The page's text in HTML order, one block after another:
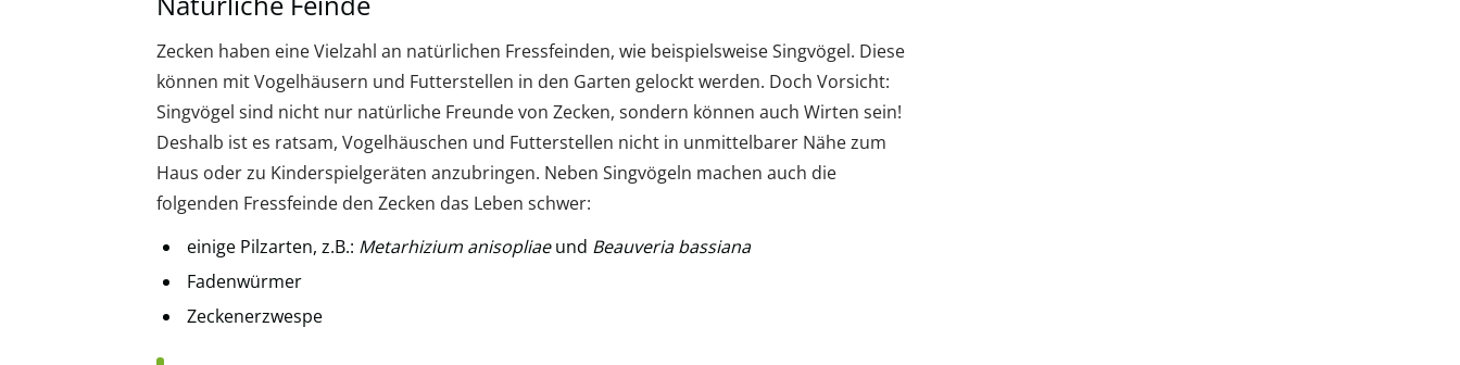
Zecken haben eine Vielzahl an natürlichen Fressfeinden, wie beispielsweise Singvögel. Diese
können mit Vogelhäusern und Futterstellen in den Garten gelockt werden. Doch Vorsicht:
Singvögel sind nicht nur natürliche Freunde von Zecken, sondern können auch Wirten sein!
Deshalb ist es ratsam, Vogelhäuschen und Futterstellen nicht in unmittelbarer Nähe zum
Haus oder zu Kinderspielgeräten anzubringen. Neben Singvögeln machen auch die
folgenden Fressfeinde den Zecken das Leben schwer:
einige Pilzarten, z.B.: Metarhizium anisopliaeund Beauveria bassiana
Fadenwürmer
Zeckenerzwespe